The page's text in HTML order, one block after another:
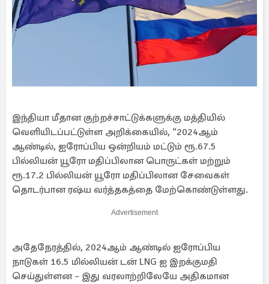
இந்தியா மீதான குற்றச்சாட்டுக்களுக்கு மத்தியில்
வெளியிடப்பட்டுள்ள அறிக்கையில், “2024ஆம்
ஆண்டில், ஐரோப்பிய ஒன்றியம் மட்டும் ரூ.67.5
பில்லியன் யூரோ மதிப்பிலான பொருட்கள் மற்றும்
ரூ.17.2 பில்லியன் யூரோ மதிப்பிலான சேவைகள்
தொடர்பான ரஷ்ய வர்த்தகத்தை மேற்கொண்டுள்ளது.
Advertisement
அதேநேரத்தில், 2024ஆம் ஆண்டில் ஐரோப்பிய
நாடுகள் 16.5 மில்லியன் டன் LNG ஐ இறக்குமதி
செய்துள்ளன – இது வரலாற்றிலேயே அதிகமான